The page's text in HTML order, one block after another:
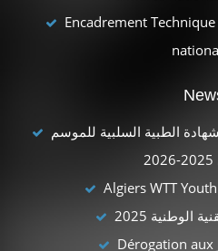
Encadrement
الطبية السلبية للموسم
Algiers WTT
الوطنية 2025
Dérogation aux